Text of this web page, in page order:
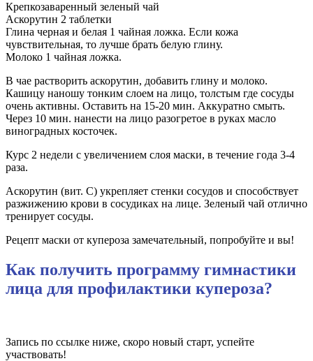
Крепкозаваренный зеленый чай
Аскорутин 2 таблетки
Глина черная и белая 1 чайная ложка. Если кожа
чувствительная, то лучше брать белую глину.
Молоко 1 чайная ложка.
В чае растворить аскорутин, добавить глину и молоко.
Кашицу наношу тонким слоем на лицо, толстым где сосуды
очень активны. Оставить на 15-20 мин. Аккуратно смыть.
Через 10 мин. нанести на лицо разогретое в руках масло
виноградных косточек.
Курс 2 недели с увеличением слоя маски, в течение года 3-4
раза.
Аскорутин (вит. С) укрепляет стенки сосудов и способствует
разжижению крови в сосудиках на лице. Зеленый чай отлично
тренирует сосуды.
Рецепт маски от купероза замечательный, попробуйте и вы!
Как получить программу гимнастики
лица для профилактики купероза?
Запись по ссылке ниже, скоро новый старт, успейте
участвовать!